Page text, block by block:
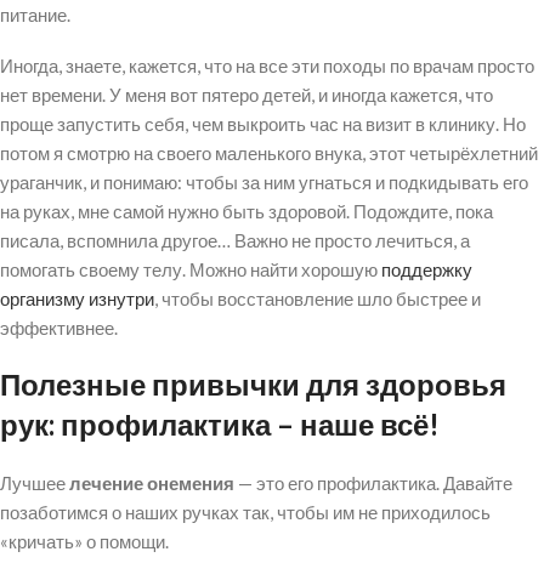
питание.
Иногда, знаете, кажется, что на все эти походы по врачам просто
нет времени. У меня вот пятеро детей, и иногда кажется, что
проще запустить себя, чем выкроить час на визит в клинику. Но
потом я смотрю на своего маленького внука, этот четырёхлетний
ураганчик, и понимаю: чтобы за ним угнаться и подкидывать его
на руках, мне самой нужно быть здоровой. Подождите, пока
писала, вспомнила другое… Важно не просто лечиться, а
помогать своему телу. Можно найти хорошую поддержку
организму изнутри, чтобы восстановление шло быстрее и
эффективнее.
Полезные привычки для здоровья
рук: профилактика – наше всё!
Лучшеелечение онемения — это его профилактика. Давайте
позаботимся о наших ручках так, чтобы им не приходилось
«кричать» о помощи.